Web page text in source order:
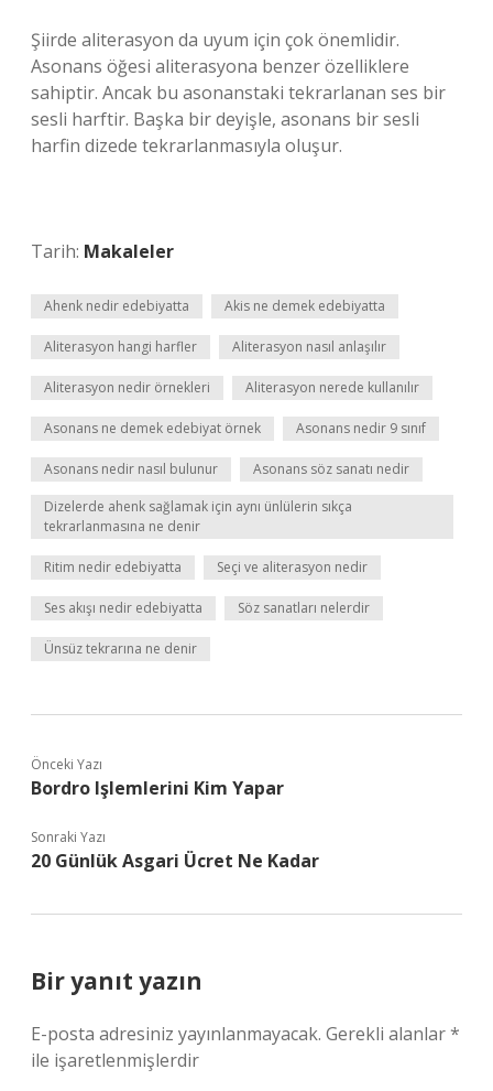
Şiirde aliterasyon da uyum için çok önemlidir.
Asonans öğesi aliterasyona benzer özelliklere
sahiptir. Ancak bu asonanstaki tekrarlanan ses bir
sesli harftir. Başka bir deyişle, asonans bir sesli
harfin dizede tekrarlanmasıyla oluşur.
Tarih: Makaleler
Ahenk nedir edebiyatta Akis ne demek edebiyatta
Aliterasyon hangi harfler Aliterasyon nasıl anlaşılır
Aliterasyon nedir örnekleri Aliterasyon nerede kullanılır
Asonans ne demek edebiyat örnek Asonans nedir 9 sınıf
Asonans nedir nasıl bulunur
Asonans söz sanatı nedir
Dizelerde ahenk sağlamak için aynı ünlülerin sıkça
tekrarlanmasına ne denir
Ritim nedir edebiyatta Seçi ve aliterasyon nedir
Ses akışı nedir edebiyatta Söz sanatları nelerdir
Ünsüz tekrarına ne denir
Önceki Yazı
Bordro Işlemlerini Kim Yapar
Sonraki Yazı
20 Günlük Asgari Ücret Ne Kadar
Bir yanıt yazın
E-posta adresiniz yayınlanmayacak. Gerekli alanlar*
ile işaretlenmişlerdir